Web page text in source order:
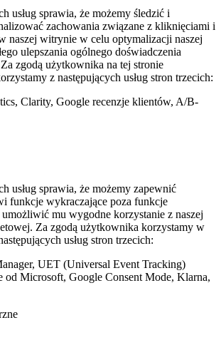
usług sprawia, że możemy śledzić i
zachowania związane z kliknięciami i
naszej witrynie w celu optymalizacji naszej
ulepszania ogólnego doświadczenia
zgodą użytkownika na tej stronie
z następujących usług stron trzecich:
Clarity, Google recenzje klientów, A/B-
usług sprawia, że możemy zapewnić
funkcje wykraczające poza funkcje
mu wygodne korzystanie z naszej
Za zgodą użytkownika korzystamy w
usług stron trzecich:
UET (Universal Event Tracking)
od Microsoft, Google Consent Mode, Klarna,